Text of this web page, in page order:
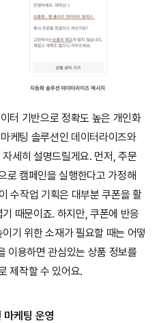
터 기반으로 정확도 높은 개인화
케팅 솔루션인 데이터라이즈와
세히 설명드릴게요. 먼저, 주문
로 캠페인을 실행한다고 가정해
수작업 기획은 대부분 쿠폰을 활
때문이죠. 하지만, 쿠폰에 반응
기 위한 소재가 필요할 때는 어떻
이용하면 관심있는 상품 정보를
제작할 수 있어요.
케팅 운영